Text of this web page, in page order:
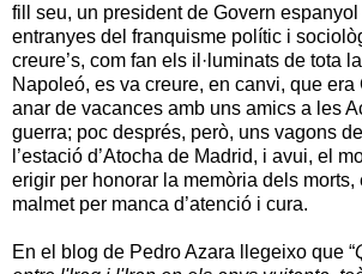
fill seu, un president de Govern
entranyes del franquisme polític i
creure’s, com fan els il·luminats de tota
Napoleó, es va creure, en canvi, que era
anar de vacances amb uns amics a les
guerra; poc després, però, uns vagons
l’estació d’Atocha de Madrid, i avui, el
erigir per honorar la memòria dels morts,
malmet per manca d’atenció i cura.
En el blog de Pedro Azara llegeixo que “